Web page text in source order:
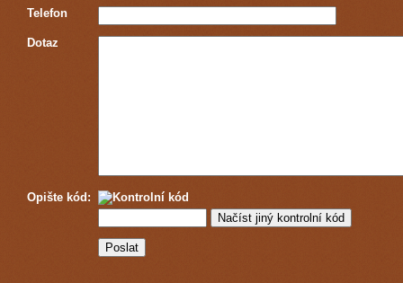
Telefon
Dotaz
Opište kód: